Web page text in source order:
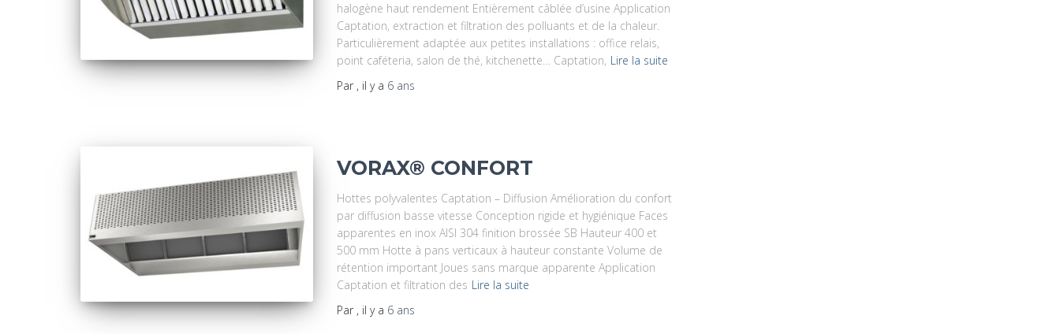
halogène haut rendement Entièrement câblée d’usine Application
Captation, extraction et filtration des polluants et de la chaleur.
Particulièrement adaptée aux petites installations : office relais,
point caféteria, salon de thé, kitchenette… Captation, Lire la suite
Par , il y a 6 ans
VORAX® CONFORT
Hottes polyvalentes Captation – Diffusion Amélioration du confort
par diffusion basse vitesse Conception rigide et hygiénique Faces
apparentes en inox AISI 304 finition brossée SB Hauteur 400 et
500 mm Hotte à pans verticaux à hauteur constante Volume de
rétention important Joues sans marque apparente Application
Captation et filtration des Lire la suite
Par , il y a 6 ans